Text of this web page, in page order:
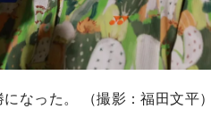
なった。 （撮影：福田文平）